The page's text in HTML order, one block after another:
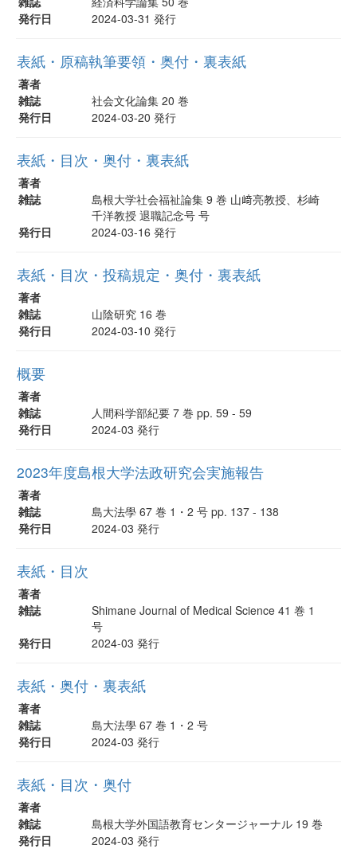
発行日
2024-03-31 発行
表紙・原稿執筆要領・奥付・裏表紙
著者
雑誌
社会文化論集 20 巻
発行日
2024-03-20 発行
表紙・目次・奥付・裏表紙
著者
雑誌
島根大学社会福祉論集 9 巻 山﨑亮教授、杉崎
千洋教授 退職記念号 号
発行日
2024-03-16 発行
表紙・目次・投稿規定・奥付・裏表紙
著者
雑誌
山陰研究 16 巻
発行日
2024-03-10 発行
概要
著者
雑誌
人間科学部紀要 7 巻 pp. 59 - 59
発行日
2024-03 発行
2023年度島根大学法政研究会実施報告
著者
雑誌
島大法學 67 巻 1・2 号 pp. 137 - 138
発行日
2024-03 発行
表紙・目次
著者
雑誌
Shimane Journal of Medical Science 41 巻 1
号
発行日
2024-03 発行
表紙・奥付・裏表紙
著者
雑誌
島大法學 67 巻 1・2 号
発行日
2024-03 発行
表紙・目次・奥付
著者
雑誌
島根大学外国語教育センタージャーナル 19 巻
発行日
2024-03 発行